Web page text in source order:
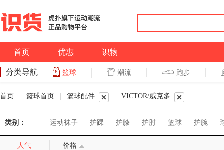
首页 优惠 识物
分类导航 篮球 潮流 跑步
首页 篮球首页 篮球配件 VICTOR/威克多
类别： 运动袜子 护踝 护膝 护肘 篮球 护腕
人气 价格